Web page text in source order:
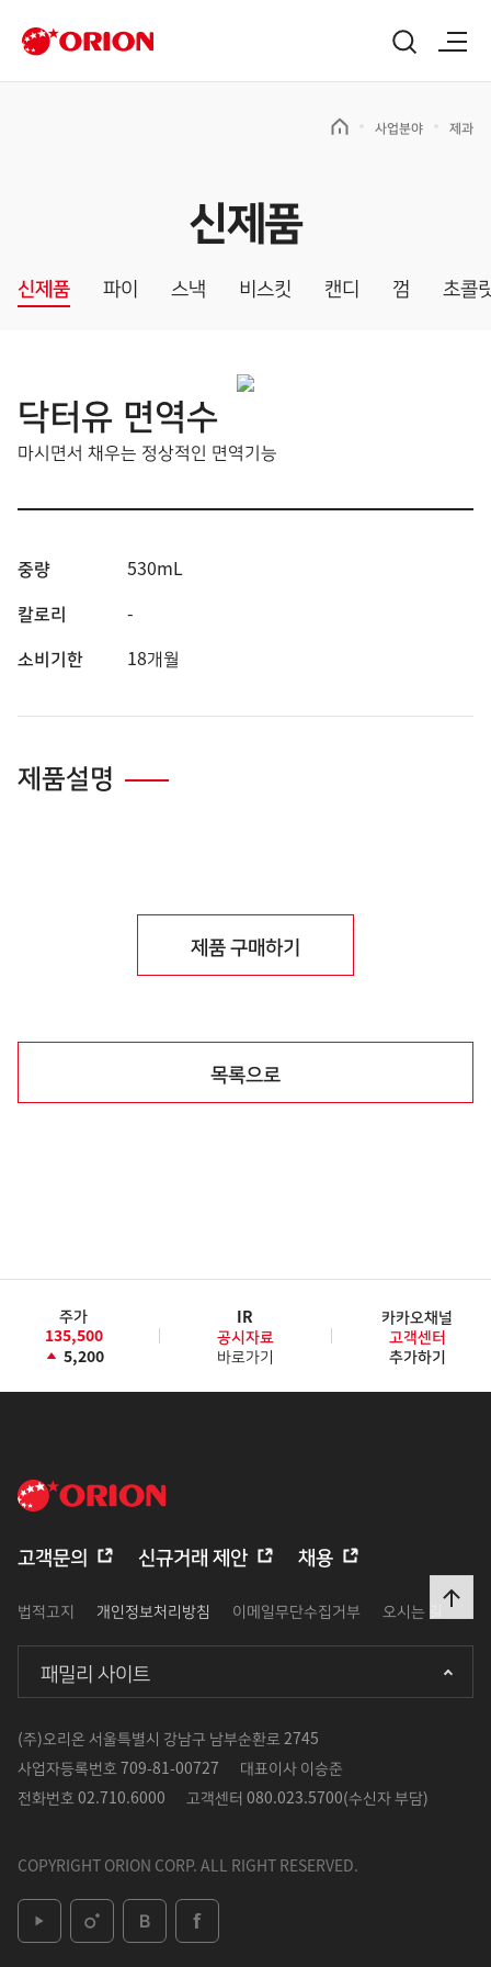
사업분야 제과
신제품
신제품 파이 스낵 비스킷 캔디 껌 초콜
닥터유 면역수
마시면서 채우는 정상적인 면역기능
중량
530mL
칼로리
-
소비기한
18개월
제품설명
제품 구매하기
목록으로
주가
135,500
5,200
IR
공시자료
바로가기
카카오채널
고객센터
추가하기
(주)오리온 서울특별시 강남구 남부순환로 2745
사업자등록번호 709-81-00727 대표이사 이승준
전화번호 02.710.6000 고객센터 080.023.5700(수신자 부담)
패밀리 사이트
고객문의 신규거래 제안 채용
법적고지 개인정보처리방침 이메일무단수집거부 오시는 길
COPYRIGHT ORION CORP. ALL RIGHT RESERVED.